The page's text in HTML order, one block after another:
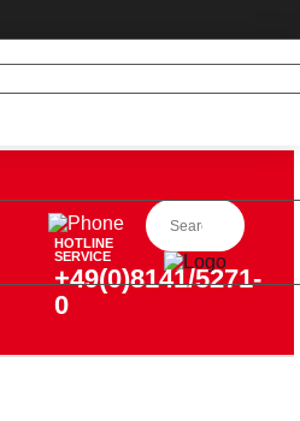
HOTLINE
SERVICE
+49(0)8141/5271-
0